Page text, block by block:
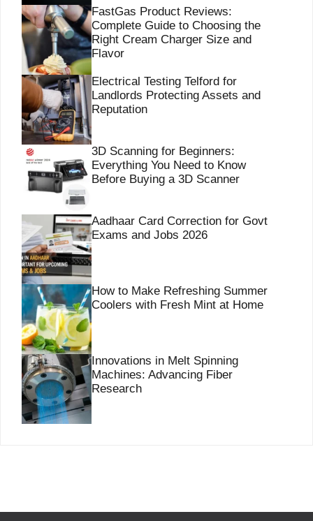
FastGas Product Reviews:
Complete Guide to Choosing the
Right Cream Charger Size and
Flavor
Electrical Testing Telford for
Landlords Protecting Assets and
Reputation
3D Scanning for Beginners:
Everything You Need to Know
Before Buying a 3D Scanner
Aadhaar Card Correction for Govt
Exams and Jobs 2026
How to Make Refreshing Summer
Coolers with Fresh Mint at Home
Innovations in Melt Spinning
Machines: Advancing Fiber
Research